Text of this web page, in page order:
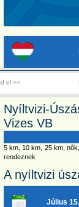
el >>
Nyíltvizi-
Vizes VB
5 km, 10 km, 25 km,
rendeznek
A nyíltvizi
Július 15.